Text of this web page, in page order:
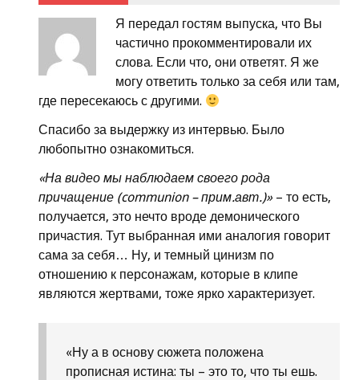
Я передал гостям выпуска, что Вы
частично прокомментировали их
слова. Если что, они ответят. Я же
могу ответить только за себя или там,
где пересекаюсь с другими.
Спасибо за выдержку из интервью. Было
любопытно ознакомиться.
«На видео мы наблюдаем своего рода
причащение (communion – прим.авт.)»– то есть,
получается, это нечто вроде демонического
причастия. Тут выбранная ими аналогия говорит
сама за себя… Ну, и темный цинизм по
отношению к персонажам, которые в клипе
являются жертвами, тоже ярко характеризует.
«Ну а в основу сюжета положена
прописная истина: ты – это то, что ты ешь.